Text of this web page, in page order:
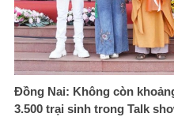
Đồng Nai: Không còn
3.500 trại sinh trong Talk